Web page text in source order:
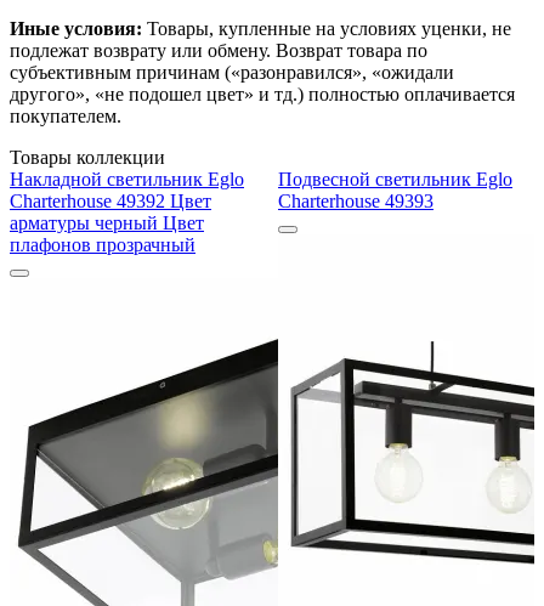
Иные условия: Товары, купленные на условиях уценки, не
подлежат возврату или обмену. Возврат товара по
субъективным причинам («разонравился», «ожидали
другого», «не подошел цвет» и тд.) полностью оплачивается
покупателем.
Товары коллекции
Накладной светильник Eglo
Charterhouse 49392 Цвет
арматуры черный Цвет
плафонов прозрачный
Подвесной светильник Eglo
Charterhouse 49393